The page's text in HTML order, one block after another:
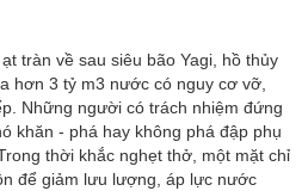
tràn về sau siêu bão Yagi, hồ thủy
hơn 3 tỷ m3 nước có nguy cơ vỡ,
Những người có trách nhiệm đứng
khăn - phá hay không phá đập phụ
thời khắc nghẹt thở, một mặt chỉ
để giảm lưu lượng, áp lực nước